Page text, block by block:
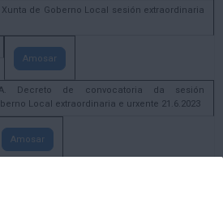
Xunta de Goberno Local sesión extraordinaria
Amosar
Decreto de convocatoria da sesión
Local extraordinaria e urxente 21.6.2023
Amosar